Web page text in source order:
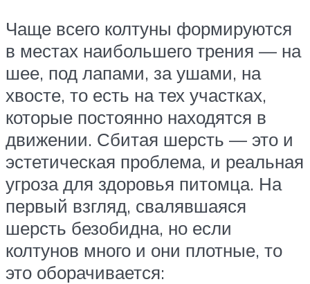
Чаще всего колтуны формируются
в местах наибольшего трения — на
шее, под лапами, за ушами, на
хвосте, то есть на тех участках,
которые постоянно находятся в
движении. Сбитая шерсть — это и
эстетическая проблема, и реальная
угроза для здоровья питомца. На
первый взгляд, свалявшаяся
шерсть безобидна, но если
колтунов много и они плотные, то
это оборачивается: